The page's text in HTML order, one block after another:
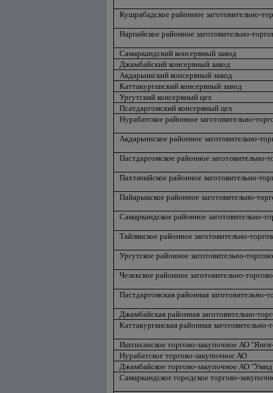
Кушрабадское районное заготовительно-
Нарпайское районное заготовительно-
Самаркандский консервный завод
Джамбайский консервный завод
Акдарьинский консервный завод
Каттакурганский консервный завод
Ургутский консервный цех
Псатдаргомский консервный цех
Нурабатское районное заготовительно-
Акдарьинское районное заготовительно-
Пастдаргомское районное заготовительно-
Пахтачийское районное заготовительно-
Пайарыкское районное заготовительно-
Самаркандское районное заготовительно-
Тайлякское районное заготовительно-
Ургутское районное заготовительно-
Челекское районное заготовительно-
Пастдаргомская районная заготовительно-
Джамбайская районная заготовительно-
Каттакурганская районная заготовительно-
Иштиханское торгово-закупочное АО
Нурабатское торгово-закупочное АО
Джамбайское торгово-закупочное АО
Самаркандское городское торгово-